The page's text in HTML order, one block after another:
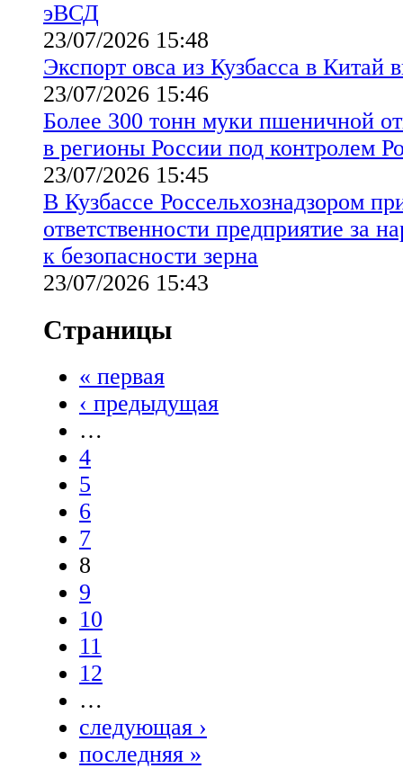
эВСД
23/07/2026 15:48
Экспорт овса из Кузбасса в Китай
23/07/2026 15:46
Более 300 тонн муки пшеничной
в регионы России под контролем
23/07/2026 15:45
В Кузбассе Россельхознадзором
ответственности предприятие за
к безопасности зерна
23/07/2026 15:43
Страницы
« первая
‹ предыдущая
…
4
5
6
7
8
9
10
11
12
…
следующая ›
последняя »